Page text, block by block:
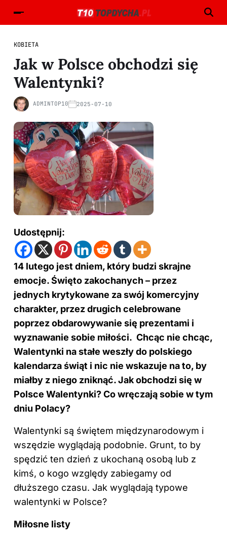
KOBIETA
Jak w Polsce obchodzi się
Walentynki?
ADMINTOP10 2025-07-10
Udostępnij:
14 lutego jest dniem, który budzi skrajne
emocje. Święto zakochanych – przez
jednych krytykowane za swój komercyjny
charakter, przez drugich celebrowane
poprzez obdarowywanie się prezentami i
wyznawanie sobie miłości. Chcąc nie chcąc,
Walentynki na stałe weszły do polskiego
kalendarza świąt i nic nie wskazuje na to, by
miałby z niego zniknąć. Jak obchodzi się w
Polsce Walentynki? Co wręczają sobie w tym
dniu Polacy?
Walentynki są świętem międzynarodowym i
wszędzie wyglądają podobnie. Grunt, to by
spędzić ten dzień z ukochaną osobą lub z
kimś, o kogo względy zabiegamy od
dłuższego czasu. Jak wyglądają typowe
walentynki w Polsce?
Miłosne listy